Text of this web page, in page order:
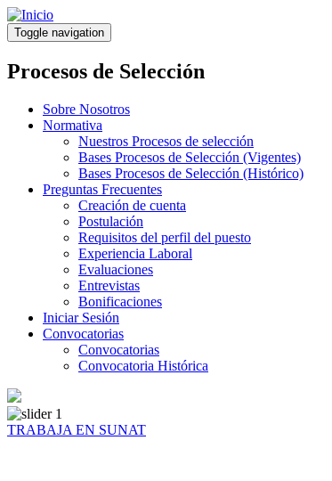
Pasar
al
contenido
principal
Toggle navigation
Procesos de Selección
Sobre Nosotros
Normativa
Nuestros Procesos de selección
Bases Procesos de Selección (Vigentes)
Bases Procesos de Selección (Histórico)
Preguntas Frecuentes
Creación de cuenta
Postulación
Requisitos del perfil del puesto
Experiencia Laboral
Evaluaciones
Entrevistas
Bonificaciones
Iniciar Sesión
Convocatorias
Convocatorias
Convocatoria Histórica
TRABAJA EN SUNAT